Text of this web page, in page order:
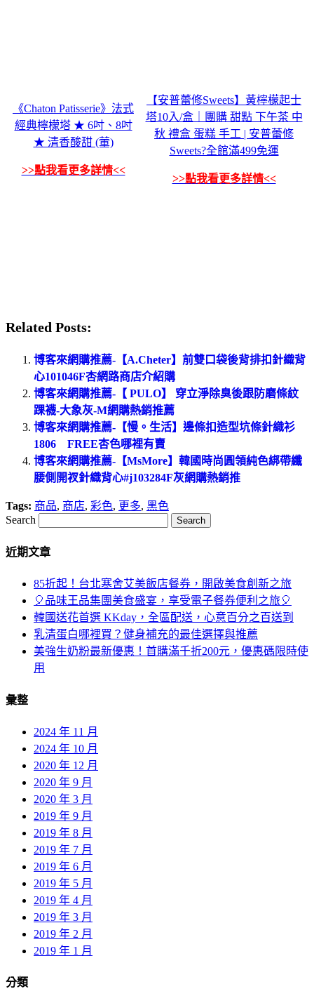
《Chaton Patisserie》法式
經典檸檬塔 ★ 6吋、8吋
★ 清香酸甜 (葷)
>>點我看更多詳情<<
【安普蕾修Sweets】黃檸檬起士
塔10入/盒｜團購 甜點 下午茶 中
秋 禮盒 蛋糕 手工 | 安普蕾修
Sweets?全館滿499免運
>>點我看更多詳情<<
Related Posts:
博客來網購推薦-【A.Cheter】前雙口袋後背排扣針織背
心101046F杏網路商店介紹購
博客來網購推薦-【 PULO】 穿立淨除臭後跟防磨條紋
踝襪-大象灰-M網購熱銷推薦
博客來網購推薦-【慢。生活】邊條扣造型坑條針織衫
1806 FREE杏色哪裡有賣
博客來網購推薦-【MsMore】韓國時尚圓領純色綁帶纖
腰側開衩針織背心#j103284F灰網購熱銷推
Tags: 商品, 商店, 彩色, 更多, 黑色
Search
近期文章
85折起！台北寒舍艾美飯店餐券，開啟美食創新之旅
🎈品味王品集團美食盛宴，享受電子餐券便利之旅🎈
韓國送花首選 KKday，全區配送，心意百分之百送到
乳清蛋白哪裡買？健身補充的最佳選擇與推薦
美強生奶粉最新優惠！首購滿千折200元，優惠碼限時使
用
彙整
2024 年 11 月
2024 年 10 月
2020 年 12 月
2020 年 9 月
2020 年 3 月
2019 年 9 月
2019 年 8 月
2019 年 7 月
2019 年 6 月
2019 年 5 月
2019 年 4 月
2019 年 3 月
2019 年 2 月
2019 年 1 月
分類